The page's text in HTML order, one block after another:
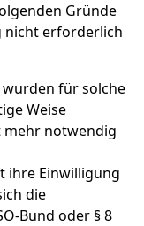
Gründe
nicht erforderlich
für solche
Weise
mehr notwendig
ihre Einwilligung
die
Bund oder § 8